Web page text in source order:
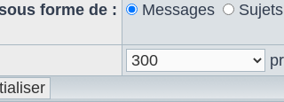
forme de : Messages Sujets